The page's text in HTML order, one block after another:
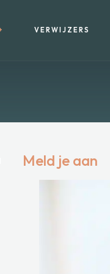
VERWIJZERS
Meld je aan